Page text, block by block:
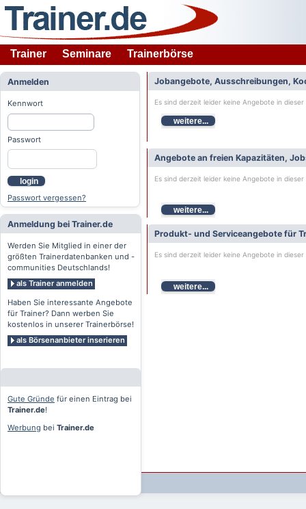
Trainer Seminare Trainerbörse
Anmelden
Kennwort
Passwort
login
Passwort vergessen?
Anmeldung bei Trainer.de
Werden Sie Mitglied in einer der
größten Trainerdatenbanken und -
communities Deutschlands!
als Trainer anmelden
Haben Sie interessante Angebote
für Trainer? Dann werben Sie
kostenlos in unserer Trainerbörse!
als Börsenanbieter inserieren
Gute Gründe für einen Eintrag bei
Trainer.de!
Werbung bei Trainer.de
Jobangebote, Ausschreibungen,
Es sind derzeit leider keine Angebote in
weitere...
Angebote an freien Kapazitäten,
Es sind derzeit leider keine Angebote in
weitere...
Produkt- und Serviceangebote für
Es sind derzeit leider keine Angebote in
weitere...